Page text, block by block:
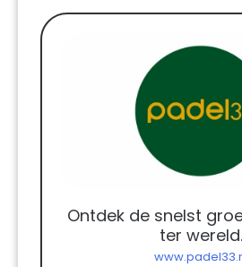
Ontdek de snelst
ter wereld.